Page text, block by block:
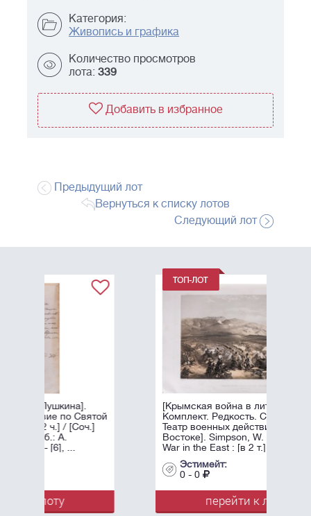
Категория:
Живопись и графика
Количество просмотров
лота: 339
Добавить в избранное
Предыдущий лот
Вернуться к списку лотов
Следующий лот
[Крымская война в литографиях.
Комплект. Редкость. Симпсон, У.
Театр военных действий на
Востоке]. Simpson, W. The Seat of
War in the East : [в 2 т.]. - Лондон: ...